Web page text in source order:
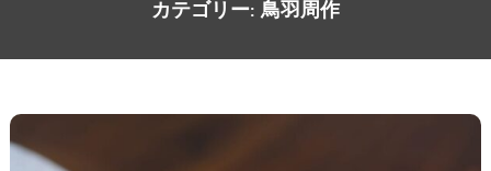
カテゴリー:鳥羽周作